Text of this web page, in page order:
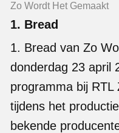
Zo Wordt Het Gemaakt
1. Bread
1. Bread van Zo
donderdag 23 april
programma bij
tijdens het
bekende